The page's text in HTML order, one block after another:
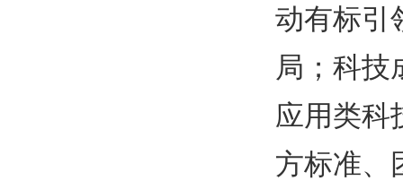
动有标引
局；科技
应用类科
方标准、